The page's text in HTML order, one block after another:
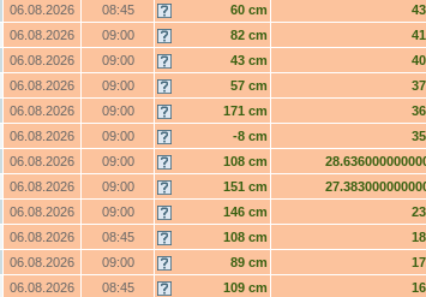
06.08.2026 08:45 60 cm
06.08.2026 09:00 82 cm
06.08.2026 09:00 43 cm
06.08.2026 09:00 57 cm
06.08.2026 09:00 171 cm
06.08.2026 09:00 -8 cm
06.08.2026 09:00 108 cm
06.08.2026 09:00 151 cm
06.08.2026 09:00 146 cm
06.08.2026 08:45 108 cm
06.08.2026 09:00 89 cm
06.08.2026 08:45 109 cm